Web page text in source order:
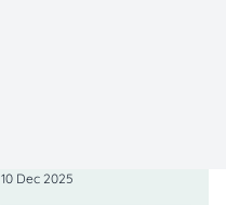
10 Dec 2025